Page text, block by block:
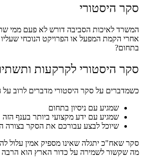
סקר היסטורי
המשרד לאיכות הסביבה דורש לא פעם ממי
אחרי הקמת המפעל או הפרויקט הנוכחי
בתחום?
סקר היסטורי לקרקעות
כשמדברים על סקר היסטורי מדברים לרוב
שמגיע עם ניסיון בתחום
שמגיע עם ידע מקצועי ביותר בענף הזה
שיוכל לבצע עבורכם את הסקר בצורה
סקר שאח"כ יתגלה שאינו מספיק אמין עלול
מה שקשור לשמירה על כדור הארץ הוא הרבה